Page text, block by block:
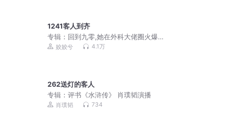
1241客人到齐
专辑： 回到九零,她在外科大佬圈火爆了
|姣姣兮 | 起点口碑爽文 | 多人有声剧
姣姣兮 4.1万
262送灯的客人
专辑：评书《水浒传》 肖璞韬演播
肖璞韬 734